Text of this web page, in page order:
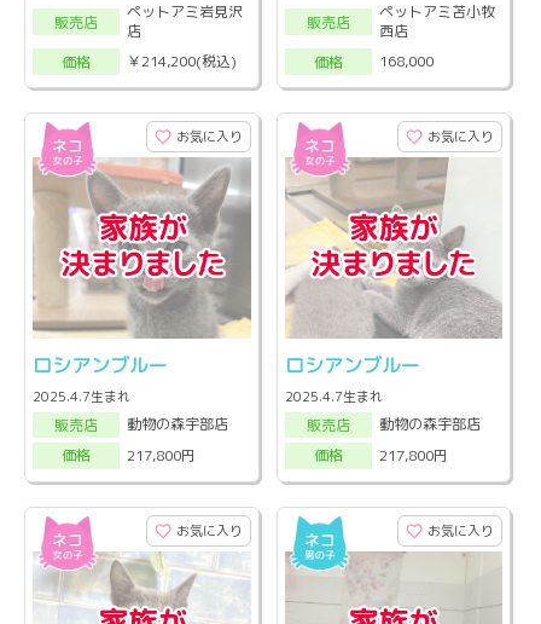
販売店
ペットアミ岩見沢
店
価格
￥214,200(税込)
販売店
ペットアミ苫小牧
西店
価格
168,000
お気に入り
ロシアンブルー
2025.4.7生まれ
販売店
動物の森宇部店
価格
217,800円
お気に入り
ロシアンブルー
2025.4.7生まれ
販売店
動物の森宇部店
価格
217,800円
お気に入り お気に入り